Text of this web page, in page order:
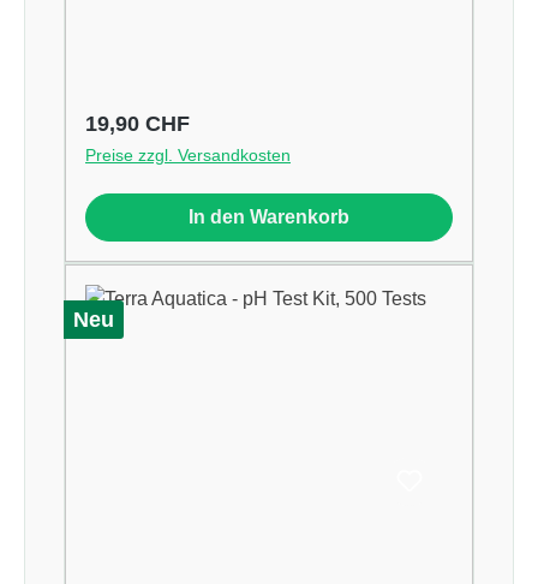
Regulärer Preis:
19,90 CHF
Preise zzgl. Versandkosten
In den Warenkorb
Neu